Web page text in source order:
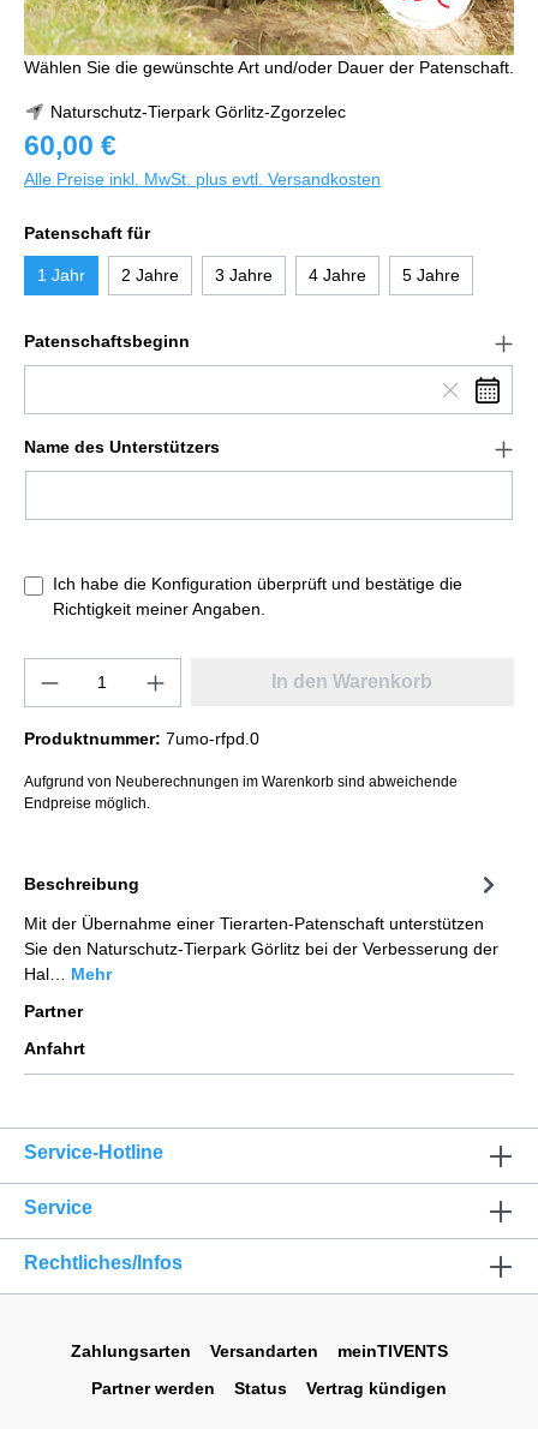
Wählen Sie die gewünschte Art und/oder Dauer der Patenschaft.
Naturschutz-Tierpark Görlitz-Zgorzelec
60,00 €
Alle Preise inkl. MwSt. plus evtl. Versandkosten
Patenschaft für
1 Jahr 2 Jahre 3 Jahre 4 Jahre 5 Jahre
Patenschaftsbeginn
Name des Unterstützers
Ich habe die Konfiguration überprüft und bestätige die
Richtigkeit meiner Angaben.
In den Warenkorb
Produktnummer: 7umo-rfpd.0
Aufgrund von Neuberechnungen im Warenkorb sind abweichende
Endpreise möglich.
Beschreibung
Mit der Übernahme einer Tierarten-Patenschaft unterstützen
Sie den Naturschutz-Tierpark Görlitz bei der Verbesserung der
Hal… Mehr
Partner
Anfahrt
Service-Hotline
Service
Rechtliches/Infos
Zahlungsarten Versandarten
meinTIVENTS
Partner werden
Status Vertrag kündigen